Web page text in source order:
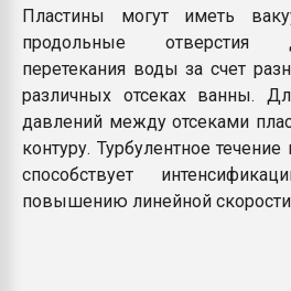
Пластины могут иметь
продольные отверстия
перетекания воды за счет
различных отсеках ванны.
давлений между отсеками
контуру. Турбулентное
способствует
повышению линейной